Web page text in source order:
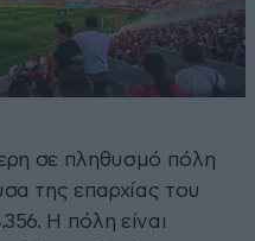
σε πληθυσμό πόλη
της επαρχίας του
Η πόλη είναι